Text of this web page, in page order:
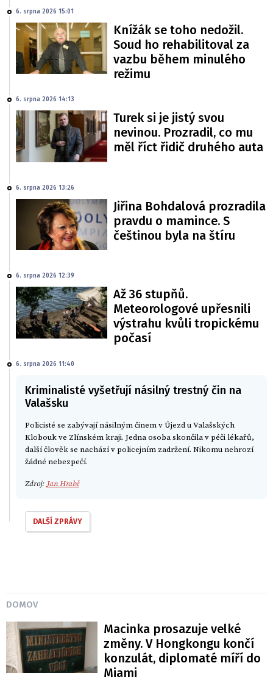
6. srpna 2026 15:01
Knížák se toho nedožil.
Soud ho rehabilitoval za
vazbu během minulého
režimu
6. srpna 2026 14:13
Turek si je jistý svou
nevinou. Prozradil, co mu
měl říct řidič druhého auta
6. srpna 2026 13:26
Jiřina Bohdalová prozradila
pravdu o mamince. S
češtinou byla na štíru
6. srpna 2026 12:39
Až 36 stupňů.
Meteorologové upřesnili
výstrahu kvůli tropickému
počasí
6. srpna 2026 11:40
Kriminalisté vyšetřují násilný trestný čin na
Valašsku
Policisté se zabývají násilným činem v Újezd u Valašských
Klobouk ve Zlínském kraji. Jedna osoba skončila v péči lékařů,
další člověk se nachází v policejním zadržení. Nikomu nehrozí
žádné nebezpečí.
Zdroj: Jan Hrabě
DALŠÍ ZPRÁVY
DOMOV
Macinka prosazuje velké
změny. V Hongkongu končí
konzulát, diplomaté míří do
Miami